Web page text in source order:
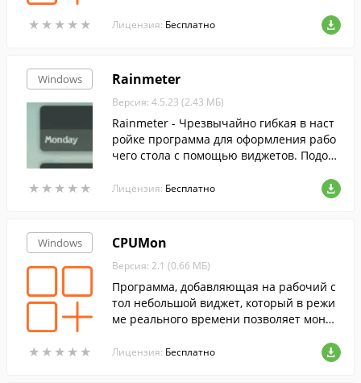
★ ★ ★ ★ ★
★ ★ ★ ★ ★
ть их в трей и очистить тем самым Пане
Лицензия: Бесплатно
Windows
★ ★ ★ ★ ★
★ ★ ★ ★ ★
Rainmeter
Версия: 4.5.23 (2.43 МБ)
Rainmeter - Чрезвычайно гибкая в наст
ройке программа для оформления рабо
чего стола с помощью виджетов. Подой
ием своего компьютера и украсить рабо
Лицензия: Бесплатно
Windows
★ ★ ★ ★ ★
★ ★ ★ ★ ★
CPUMon
Версия: 2.1 (0.66 МБ)
Программа, добавляющая на рабочий с
тол небольшой виджет, который в режи
ме реального времени позволяет монит
Лицензия: Бесплатно